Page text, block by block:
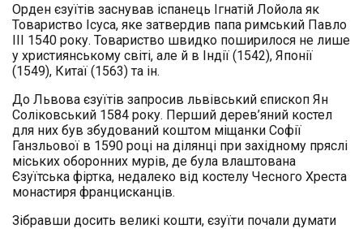
Орден єзуїтів заснував іспанець Ігнатій Лойола як
Товариство Ісуса, яке затвердив папа римський Павло
III 1540 року. Товариство швидко поширилося не лише
у християнському світі, але й в Індії (1542), Японії
(1549), Китаї (1563) та ін.
До Львова єзуїтів запросив львівський єпископ Ян
Соліковський 1584 року. Перший дерев’яний костел
для них був збудований коштом міщанки Софії
Ганзльової в 1590 році на ділянці при західному пряслі
міських оборонних мурів, де була влаштована
Єзуїтська фіртка, недалеко від костелу Чесного Хреста
монастиря францисканців.
Зібравши досить великі кошти, єзуїти почали думати